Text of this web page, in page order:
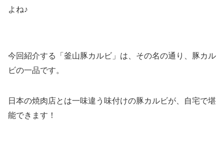
よね♪
今回紹介する「釜山豚カルビ」は、その名の通り、豚カル
ビの一品です。
日本の焼肉店とは一味違う味付けの豚カルビが、自宅で堪
能できます！